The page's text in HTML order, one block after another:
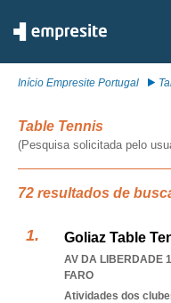
Início Empresite Portugal
Table Tennis
(Pesquisa solicitada pelo
72 resultados de
Goliaz Table
AV DA LIBERDADE
FARO
Atividades dos